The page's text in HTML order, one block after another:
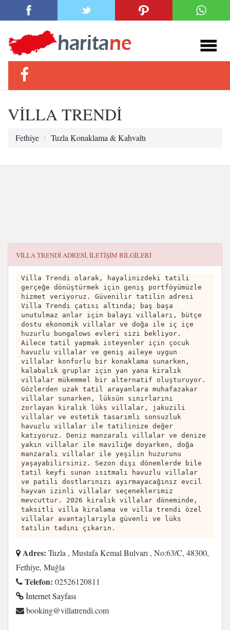
VİLLA TRENDİ
Fethiye Tuzla Konaklama & Kahvaltı
VİLLA TRENDİADRESI, ILETIŞIM BILGILERI
Villa Trendi olarak, hayalinizdeki tatili
gerçeğe dönüştürmek için geniş portföyümüzle
hizmet veriyoruz. Güvenilir tatilin adresi
Villa Trendi çatısı altında; baş başa
unutulmaz anlar için balayı villaları, bütçe
dostu ekonomik villalar ve doğa ile iç içe
huzurlu bungalows evleri sizi bekliyor.
Ailece tatil yapmak isteyenler için çocuk
havuzlu villalar ve geniş aileye uygun
villalar konforlu bir konaklama sunarken,
kalabalık gruplar için yan yana kiralık
villalar mükemmel bir alternatif oluşturuyor.
Gözlerden uzak tatil arayanlara muhafazakar
villalar sunarken, lüksün sınırlarını
zorlayan kiralık lüks villalar, jakuzili
villalar ve estetik tasarımlı sonsuzluk
havuzlu villalar ile tatilinize değer
katıyoruz. Deniz manzaralı villalar ve denize
yakın villalar ile maviliğe doyarken, doğa
manzaralı villalar ile yeşilin huzurunu
yaşayabilirsiniz. Sezon dışı dönemlerde bile
tatil keyfi sunan ısıtmalı havuzlu villalar
ve patili dostlarınızı ayırmayacağınız evcil
hayvan izinli villalar seçeneklerimiz
mevcuttur. 2026 kiralık villalar döneminde,
taksitli villa kiralama ve villa trendi özel
villalar avantajlarıyla güvenli ve lüks
tatilin tadını çıkarın.
Adres: Tuzla , Mustafa Kemal Bulvarı , No:63/C, 48300,
Fethiye, Muğla
Telefon: 02526120811
İnternet Sayfası
moc.idnertalliv@gnikoob